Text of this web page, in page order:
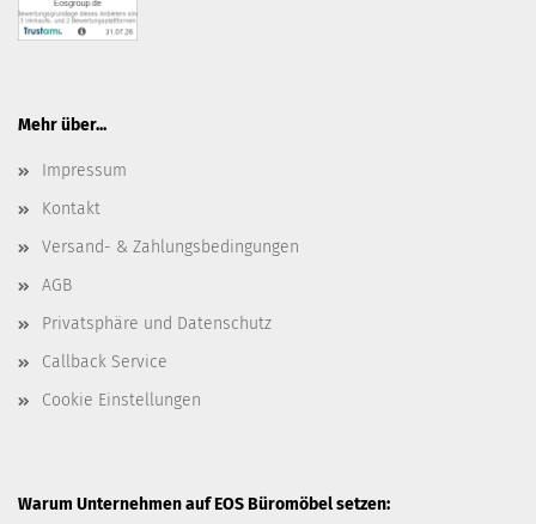
Mehr über...
Impressum
Kontakt
Versand- & Zahlungsbedingungen
AGB
Privatsphäre und Datenschutz
Callback Service
Cookie Einstellungen
Warum Unternehmen auf EOS Büromöbel setzen: